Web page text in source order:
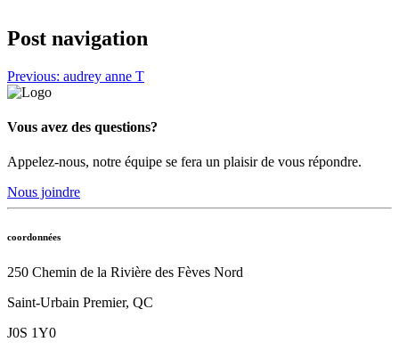
Post navigation
Previous: audrey anne T
Vous avez des questions?
Appelez-nous, notre équipe se fera un plaisir de vous répondre.
Nous joindre
coordonnées
250 Chemin de la Rivière des Fèves Nord
Saint-Urbain Premier, QC
J0S 1Y0